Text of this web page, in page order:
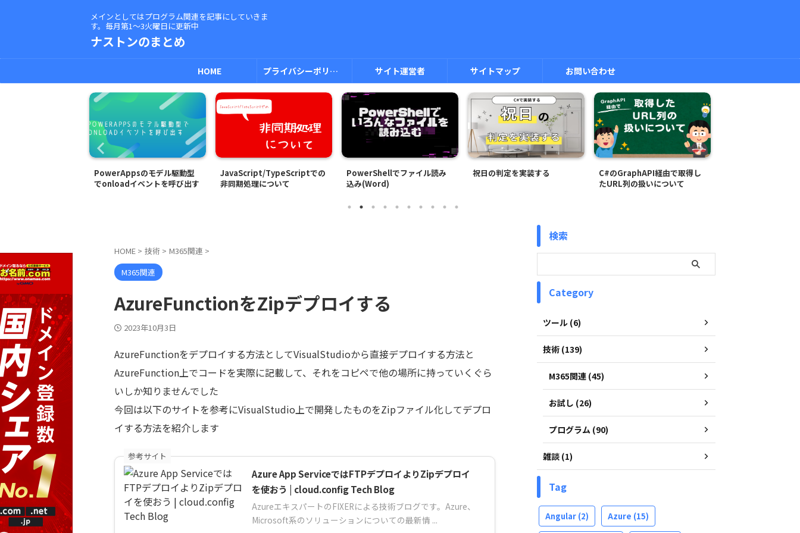
メインとしてはプログラム関連を記事にしていきま
す。毎月第1～3火曜日に更新中
ナストンのまとめ
HOME プライバシーポリシー サイト運営者 サイトマップ お問い合わせ
PowerAppsのモデル駆動型
でonloadイベントを呼び出す
JavaScript/TypeScriptでの
非同期処理について
PowerShellでファイル読み
込み(Word)
祝日の判定を実装する
C#のGraphAPI経由で取得し
たURL列の扱いについて
C#でログファイルを実装する
HOME > 技術 > M365関連 >
M365関連
AzureFunctionをZipデプロイする
2023年10月3日
AzureFunctionをデプロイする方法としてVisualStudioから直接デプロイする方法と
AzureFunction上でコードを実際に記載して、それをコピペで他の場所に持っていくぐら
いしか知りませんでした
今回は以下のサイトを参考にVisualStudio上で開発したものをZipファイル化してデプロ
イする方法を紹介します
参考サイト
Azure App ServiceではFTPデプロイよりZipデプロイ
を使おう | cloud.config Tech Blog
AzureエキスパートのFIXERによる技術ブログです。Azure、
Microsoft系のソリューションについての最新情 ...
検索
Category
ツール (6)
技術 (139)
M365関連 (45)
お試し (26)
プログラム (90)
雑談 (1)
Tag
Angular (2) Azure (15)